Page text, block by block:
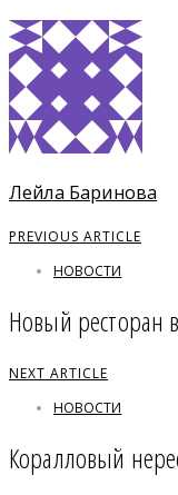
Лейла Баринова
PREVIOUS ARTICLE
НОВОСТИ
Новый ресторан
NEXT ARTICLE
НОВОСТИ
Коралловый